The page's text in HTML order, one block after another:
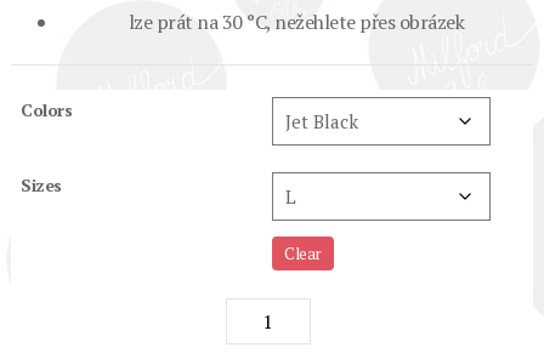
lze prát na 30 °C, nežehlete přes obrázek
Colors
Sizes
Clear
"TVL
černý"